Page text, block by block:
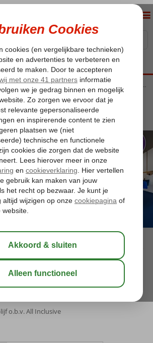
Gran Canaria Playa del Cura H10 Costa Mogan
ontbijt -Hotel
aug 28°C
leeftijd is 18 jaar
het strand
o.b.v. All Inclusive